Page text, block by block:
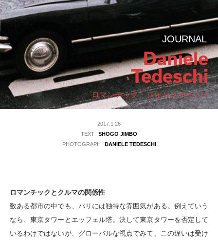
JOURNAL
Daniele
Tedeschi
ロマンチック・フォトジャーニー
2017.1.26
TEXT
SHOGO JIMBO
PHOTOGRAPH
DANIELE TEDESCHI
ロマンチックとクルマの関係性
数ある都市の中でも、パリには独特な雰囲気がある。例えていう
なら、東京タワーとエッフェル塔。決して東京タワーを否定して
いるわけではないが、グローバルな視点でみて、この違いは受け